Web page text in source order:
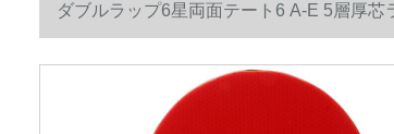
ダブルラップ6星両面テート6 A-E 5層厚